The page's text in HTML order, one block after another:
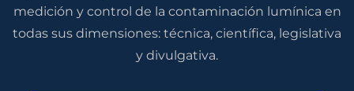
medición y control de la contaminación lumínica en
todas sus dimensiones: técnica, científica, legislativa
y divulgativa.